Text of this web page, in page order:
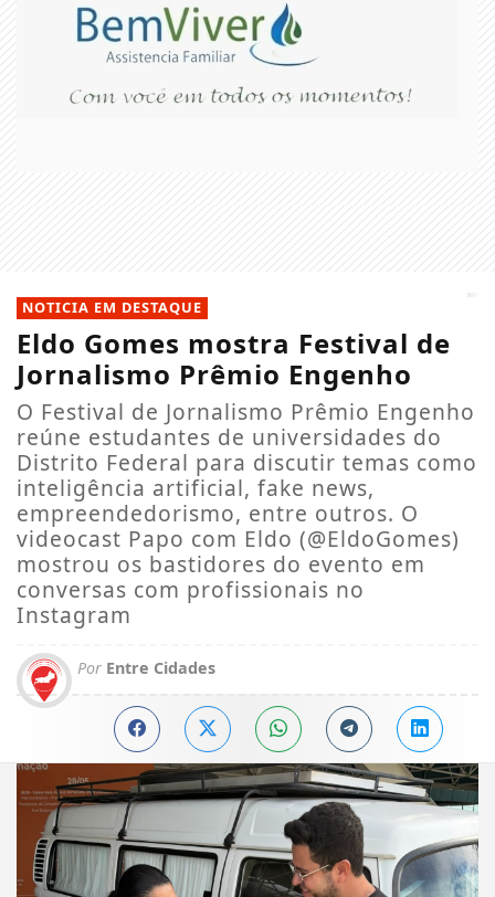
NOTICIA EM DESTAQUE
Eldo Gomes mostra Festival de
Jornalismo Prêmio Engenho
O Festival de Jornalismo Prêmio Engenho
reúne estudantes de universidades do
Distrito Federal para discutir temas como
inteligência artificial, fake news,
empreendedorismo, entre outros. O
videocast Papo com Eldo (@EldoGomes)
mostrou os bastidores do evento em
conversas com profissionais no
Instagram
Por Entre Cidades